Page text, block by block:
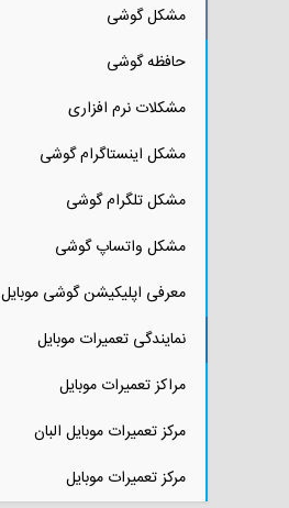
مشکل گوشی
حافظه گوشی
مشکلات نرم افزاری
مشکل اینستاگرام گوشی
مشکل تلگرام گوشی
مشکل واتساپ گوشی
معرفی اپلیکیشن گوشی موبایل
نمایندگی تعمیرات موبایل
مراکز تعمیرات موبایل
مرکز تعمیرات موبایل البان
مرکز تعمیرات موبایل